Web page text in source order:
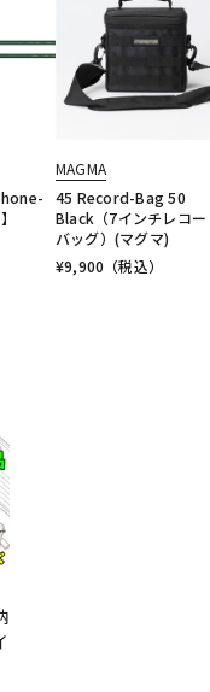
MAGMA
45 Record-Bag 50
Black（7インチレコー
バッグ）(マグマ)
¥9,900 （税込）